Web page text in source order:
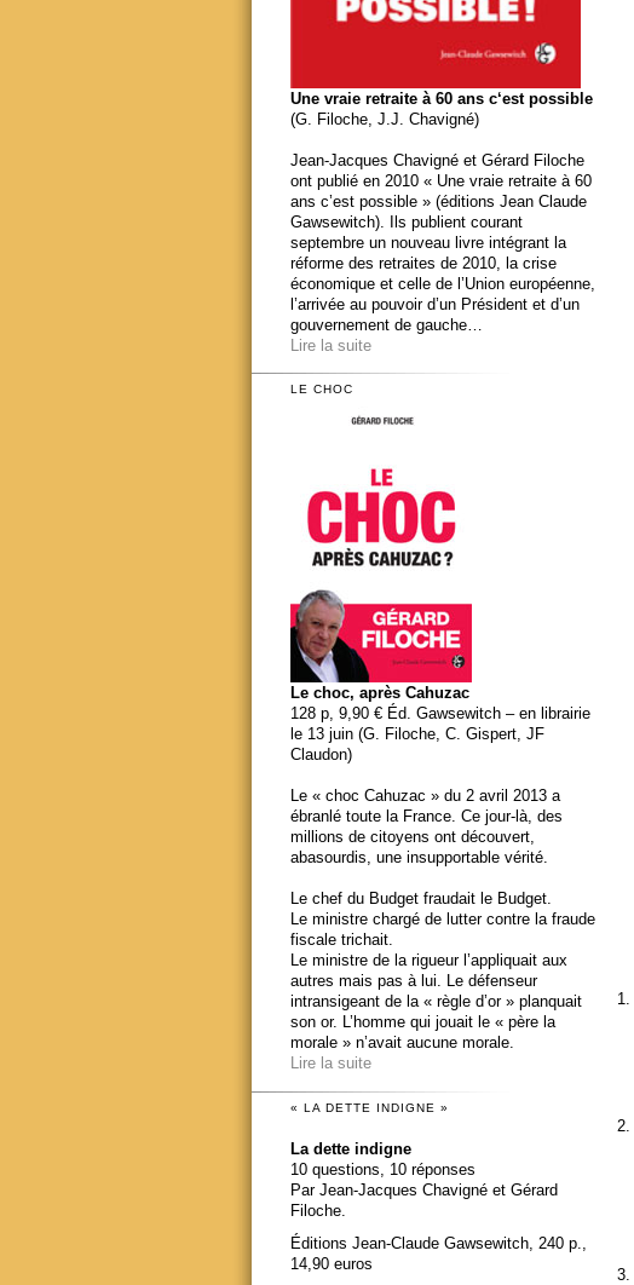
Une vraie retraite à 60 ans c‘est possible
(G. Filoche, J.J. Chavigné)
Jean-Jacques Chavigné et Gérard Filoche
ont publié en 2010 « Une vraie retraite à 60
ans c’est possible » (éditions Jean Claude
Gawsewitch). Ils publient courant
septembre un nouveau livre intégrant la
réforme des retraites de 2010, la crise
économique et celle de l’Union européenne,
l’arrivée au pouvoir d’un Président et d’un
gouvernement de gauche…
Lire la suite
LE CHOC
Le choc, après Cahuzac
128 p, 9,90 € Éd. Gawsewitch – en librairie
le 13 juin (G. Filoche, C. Gispert, JF
Claudon)
Le « choc Cahuzac » du 2 avril 2013 a
ébranlé toute la France. Ce jour-là, des
millions de citoyens ont découvert,
abasourdis, une insupportable vérité.
Le chef du Budget fraudait le Budget.
Le ministre chargé de lutter contre la fraude
fiscale trichait.
Le ministre de la rigueur l’appliquait aux
autres mais pas à lui. Le défenseur
intransigeant de la « règle d’or » planquait
son or. L’homme qui jouait le « père la
morale » n’avait aucune morale.
Lire la suite
« LA DETTE INDIGNE »
La dette indigne
10 questions, 10 réponses
Par Jean-Jacques Chavigné et Gérard
Filoche.
Éditions Jean-Claude Gawsewitch, 240 p.,
14,90 euros